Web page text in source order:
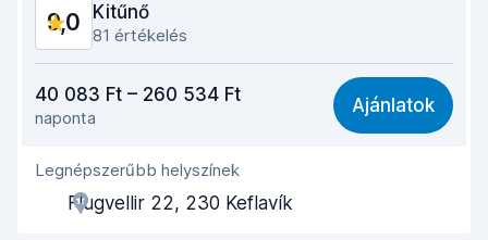
Autó állapota
9,0 Kitűnő
81 értékelés
8,9
Könnyű megtalálás 8,5
Ügynöki segítőkészség
Az autó átvételéhez szükséges idő
40 083 Ft – 260 534 Ft
naponta
Ajánlatok
Legnépszerűbb helyszínek
Flugvellir 22, 230 Keflavík